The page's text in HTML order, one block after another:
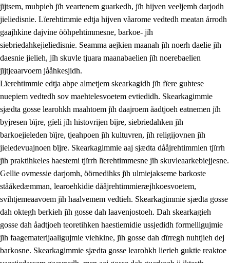
2. Lïeremen, evtiedimmien jïh skearkagimmien prinsihph
2.1 Sosijaale lïereme jïh evtiedimmie
2.2 Maahtoe faagine
2.3 Vihkeles tjiehpiesvoeth
2.4 Lïeredh lïeredh
jïjtsem, mubpieh jïh veartenem guarkedh, jïh hijven veeljemh darjodh
jieliedisnie. Lïerehtimmie edtja hijven våarome vedtedh meatan årrodh
gaajhkine dajvine ööhpehtimmesne, barkoe- jïh
siebriedahkejieliedisnie. Seamma aejkien maanah jïh noerh daelie jïh
daesnie jielieh, jïh skuvle tjuara maanabaelien jïh noerebaelien
jïjtjeaarvoem jååhkesjidh.
Lïerehtimmie edtja abpe almetjem skearkagidh jïh fïere guhtese
nuepiem vedtedh sov maehtelesvoetem evtiedidh. Skearkagimmie
sjædta gosse learohkh maahtoem jïh daajroem åadtjoeh eatnemen jïh
byjresen bïjre, gïeli jïh histovrijen bïjre, siebriedahken jïh
barkoejieleden bïjre, tjeahpoen jïh kultuvren, jïh religijovnen jïh
jieledevuajnoen bïjre. Skearkagimmie aaj sjædta dååjrehtimmien tjïrrh
jïh praktihkeles haestemi tjïrrh lïerehtimmesne jïh skuvleaarkebiejjesne.
Gellie ovmessie darjomh, öörnedihks jïh ulmiejakseme barkoste
stååkedæmman, learoehkidie dååjrehtimmieræjhkoesvoetem,
svihtjemeaavoem jïh haalvemem vedtieh. Skearkagimmie sjædta gosse
dah oktegh berkieh jïh gosse dah laavenjostoeh. Dah skearkagieh
gosse dah åadtjoeh teoretihken haestiemidie ussjedidh formelligujmie
jïh faagematerijaaligujmie viehkine, jïh gosse dah dïrregh nuhtjieh dej
barkosne. Skearkagimmie sjædta gosse learohkh lierieh guktie reaktoe